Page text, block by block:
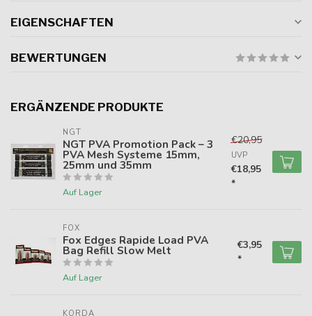
EIGENSCHAFTEN
BEWERTUNGEN
ERGÄNZENDE PRODUKTE
NGT
NGT PVA Promotion Pack – 3
PVA Mesh Systeme 15mm,
25mm und 35mm
Auf Lager
€20,95
UVP
€18,95
*
FOX
Fox Edges Rapide Load PVA
Bag Refill Slow Melt
Auf Lager
€3,95
*
KORDA